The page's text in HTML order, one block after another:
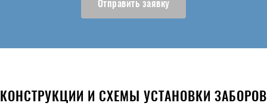
Отправить заявку
КОНСТРУКЦИИ И СХЕМЫ УСТАНОВКИ ЗАБОРОВ